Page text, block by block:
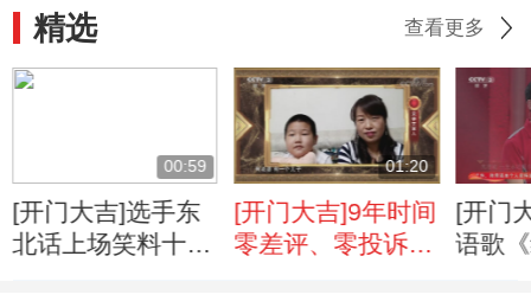
精选 查看更多
00:59
[开门大吉]选手东
北话上场笑料十足
01:20
[开门大吉]9年时间
零差评、零投诉
[开门
语歌